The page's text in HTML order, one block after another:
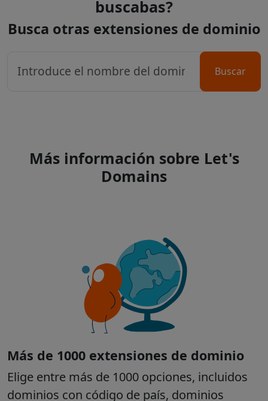
buscabas?
Busca otras extensiones de dominio
Buscar